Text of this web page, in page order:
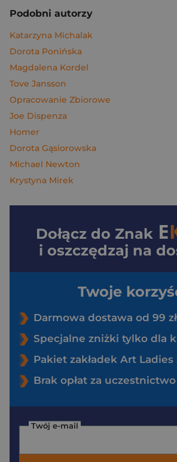
Podobni autorzy
Katarzyna Michalak
Dorota Ponińska
Magdalena Kordel
Tove Jansson
Opracowanie Zbiorowe
Joe Dispenza
Homer
Dorota Gąsiorowska
Michael Newton
Krystyna Mirek
Dołącz do Znak
i oszczędzaj na
Twoje
Darmowa dostawa od 99
Specjalne zniżki tylko dla
Pakiet zakładek Art Ladies
Brak opłat za uczestnictwo
Twój e-mail